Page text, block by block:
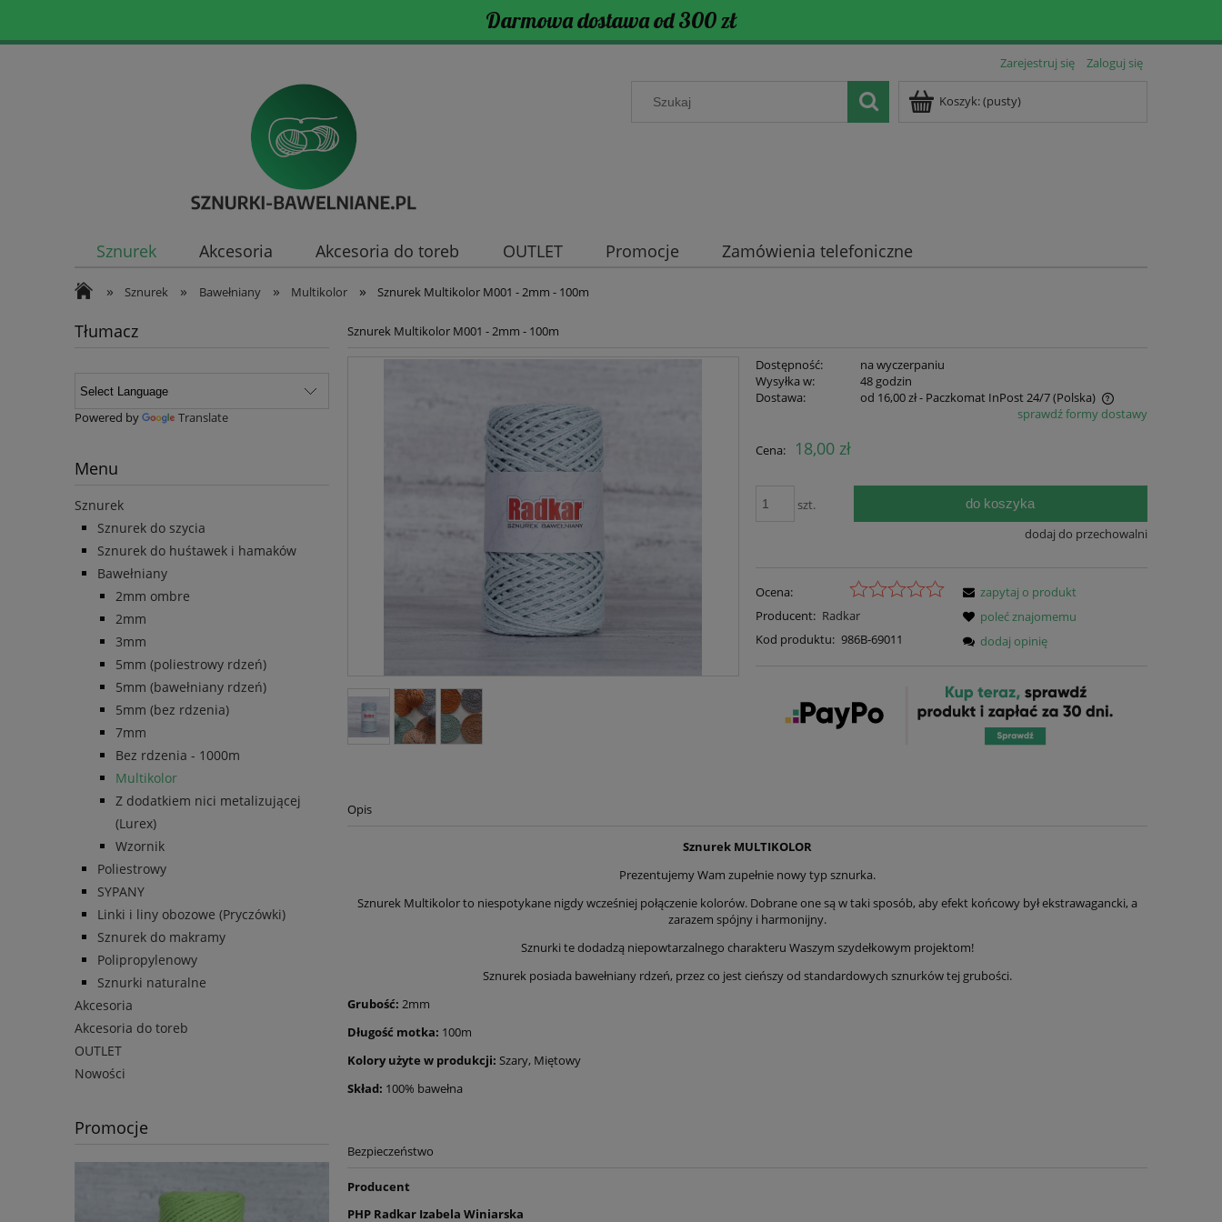
Darmowa dostawa od 300 zł
Zarejestruj się Zaloguj się
Koszyk:(pusty)
Sznurek Akcesoria Akcesoria do toreb OUTLET Promocje Zamówienia telefoniczne
» Sznurek » Bawełniany » Multikolor » Sznurek Multikolor M001 - 2mm - 100m
Tłumacz
Powered by Translate
Menu
Sznurek
Sznurek do szycia
Sznurek do huśtawek i hamaków
Bawełniany
2mm ombre
2mm
3mm
5mm (poliestrowy rdzeń)
5mm (bawełniany rdzeń)
5mm (bez rdzenia)
7mm
Bez rdzenia - 1000m
Multikolor
Z dodatkiem nici metalizującej
(Lurex)
Wzornik
Poliestrowy
SYPANY
Linki i liny obozowe (Pryczówki)
Sznurek do makramy
Polipropylenowy
Sznurki naturalne
Akcesoria
Akcesoria do toreb
OUTLET
Nowości
Promocje
Sznurek Multikolor M001 - 2mm - 100m
Dostępność:
na wyczerpaniu
Wysyłka w:
48 godzin
Dostawa:
od 16,00 zł- Paczkomat InPost 24/7(Polska)
sprawdź formy dostawy
Cena: 18,00 zł
szt. do koszyka
dodaj do przechowalni
Ocena:
Producent: Radkar
Kod produktu: 986B-69011
zapytaj o produkt
poleć znajomemu
dodaj opinię
Opis
Sznurek MULTIKOLOR
Prezentujemy Wam zupełnie nowy typ sznurka.
Sznurek Multikolor to niespotykane nigdy wcześniej połączenie kolorów. Dobrane one są w taki sposób, aby efekt końcowy był ekstrawagancki, a
zarazem spójny i harmonijny.
Sznurki te dodadzą niepowtarzalnego charakteru Waszym szydełkowym projektom!
Sznurek posiada bawełniany rdzeń, przez co jest cieńszy od standardowych sznurków tej grubości.
Grubość: 2mm
Długość motka: 100m
Kolory użyte w produkcji: Szary, Miętowy
Skład: 100% bawełna
Bezpieczeństwo
Producent
PHP Radkar Izabela Winiarska